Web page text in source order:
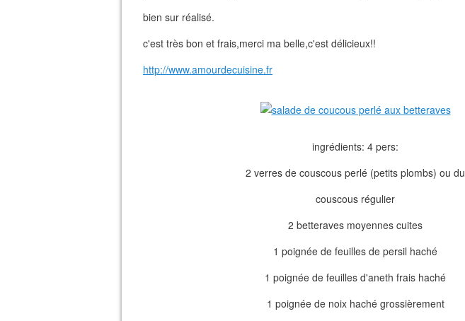
bien sur réalisé.
c'est très bon et frais,merci ma belle,c'est délicieux!!
http://www.amourdecuisine.fr
ingrédients: 4 pers:
2 verres de couscous perlé (petits plombs) ou du
couscous régulier
2 betteraves moyennes cuites
1 poignée de feuilles de persil haché
1 poignée de feuilles d'aneth frais haché
1 poignée de noix haché grossièrement